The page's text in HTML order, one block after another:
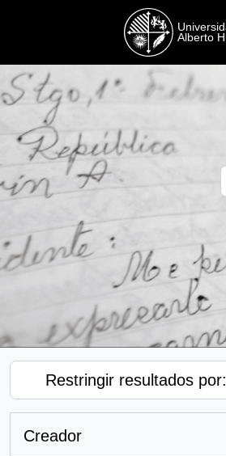
Restringir resultados por:
Creador